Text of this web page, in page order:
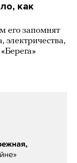
как
его запомнят
электричества,